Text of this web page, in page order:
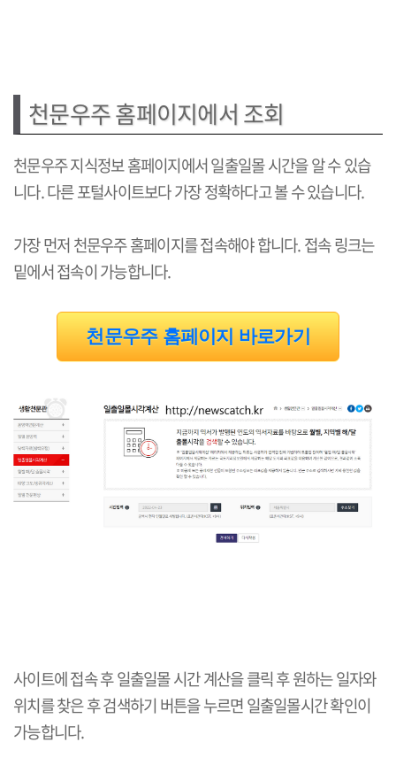
천문우주 홈페이지에서 조회
천문우주 지식정보 홈페이지에서 일출일몰 시간을 알 수 있습
니다. 다른 포털사이트보다 가장 정확하다고 볼 수 있습니다.
가장 먼저 천문우주 홈페이지를 접속해야 합니다. 접속 링크는
밑에서 접속이 가능합니다.
천문우주 홈페이지 바로가기
사이트에 접속 후 일출일몰 시간 계산을 클릭 후 원하는 일자와
위치를 찾은 후 검색하기 버튼을 누르면 일출일몰시간 확인이
가능합니다.